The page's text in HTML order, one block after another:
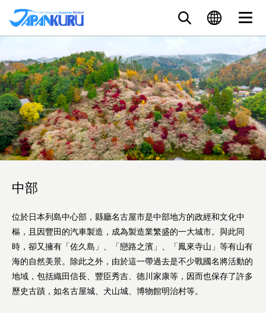
中部
位於日本列島中心部，縣廳名古屋市是中部地方的政經和文化中
樞，且因豐田的汽車製造，成為製造業繁盛的一大城市。與此同
時，卻又擁有「佐久島」、「戀路之濱」、「鳳來寺山」等有山有
海的自然美景。除此之外，由於這一帶過去是不少戰國名將活動的
地域，包括織田信長、豐臣秀吉、德川家康等，因而也保存了許多
歷史古蹟，如名古屋城、犬山城、博物館明治村等。